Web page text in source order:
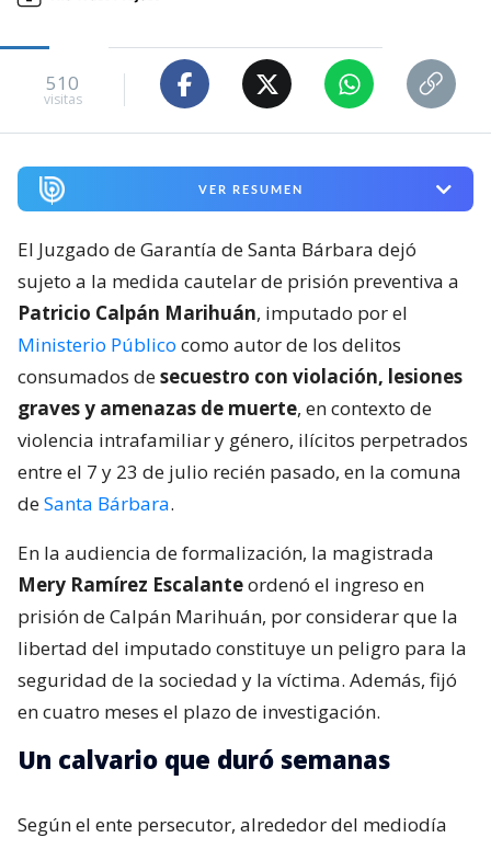
510
visitas
VER RESUMEN
El Juzgado de Garantía de Santa Bárbara dejó
sujeto a la medida cautelar de prisión preventiva a
Patricio Calpán Marihuán, imputado por el
Ministerio Público como autor de los delitos
consumados desecuestro con violación, lesiones
graves y amenazas de muerte, en contexto de
violencia intrafamiliar y género, ilícitos perpetrados
entre el 7 y 23 de julio recién pasado, en la comuna
deSanta Bárbara.
En la audiencia de formalización, la magistrada
Mery Ramírez Escalanteordenó el ingreso en
prisión de Calpán Marihuán, por considerar que la
libertad del imputado constituye un peligro para la
seguridad de la sociedad y la víctima. Además, fijó
en cuatro meses el plazo de investigación.
Un calvario que duró semanas
Según el ente persecutor, alrededor del mediodía